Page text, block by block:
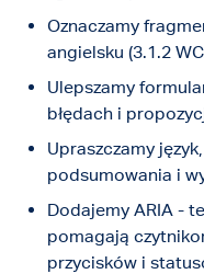
użytkowników.
uporządkowane
dobra podstawa
Język strony
pomaga
Menu i pomoc
(3.2.3, 3.2.6
Jak dbamy o to, by
poprawnie
Nasza strona
napisany kod -
kolejnego kroku
WCAG).
Proste gesty na
przeciągania,
pomyłki można
WCAG).
Co robimy, by
(Zrozumiałość)
Oznaczamy
angielsku (3.1.2
Ulepszamy
błędach i
Upraszczamy
podsumowania i
Dodajemy ARIA -
pomagają
przycisków i